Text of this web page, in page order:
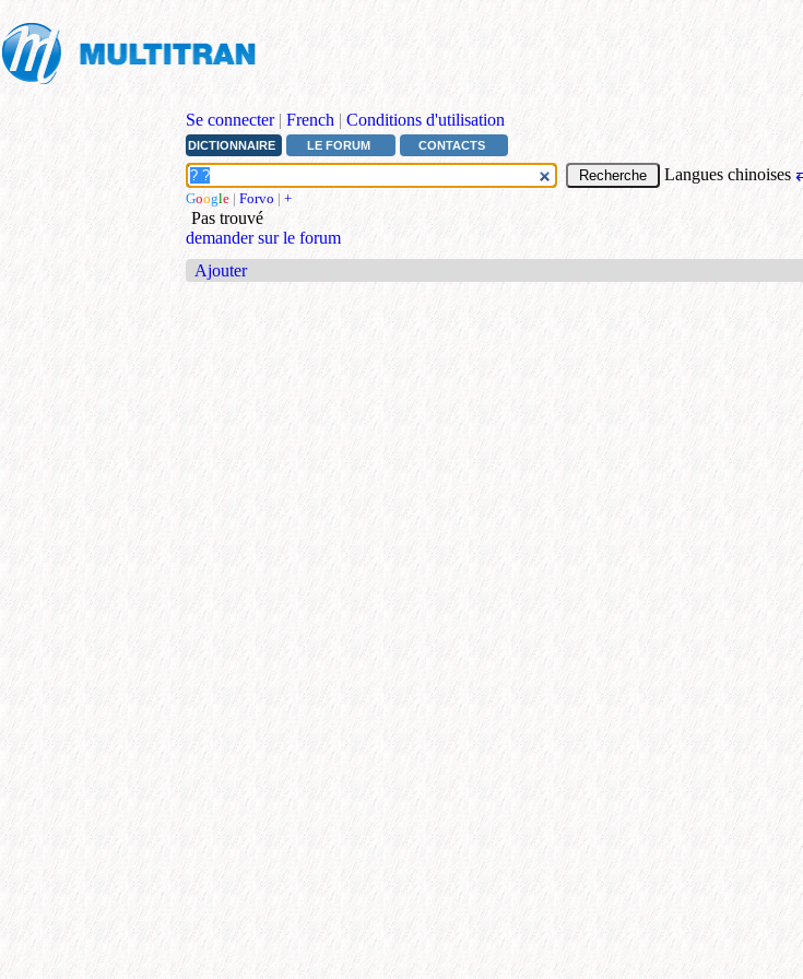
Se connecter | French | Conditions d'utilisation
DICTIONNAIRE LE FORUM CONTACTS
Langues chinoises
Google | Forvo | +
Pas trouvé
demander sur le forum
Ajouter